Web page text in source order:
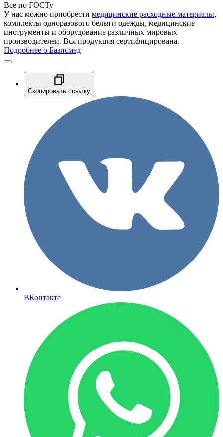
Все по ГОСТу
У нас можно приобрести медицинские расходные материалы,
комплекты одноразового белья и одежды, медицинские
инструменты и оборудование различных мировых
производителей. Вся продукция сертифицирована.
Подробнее о Базисмед
Скопировать ссылку
ВКонтакте